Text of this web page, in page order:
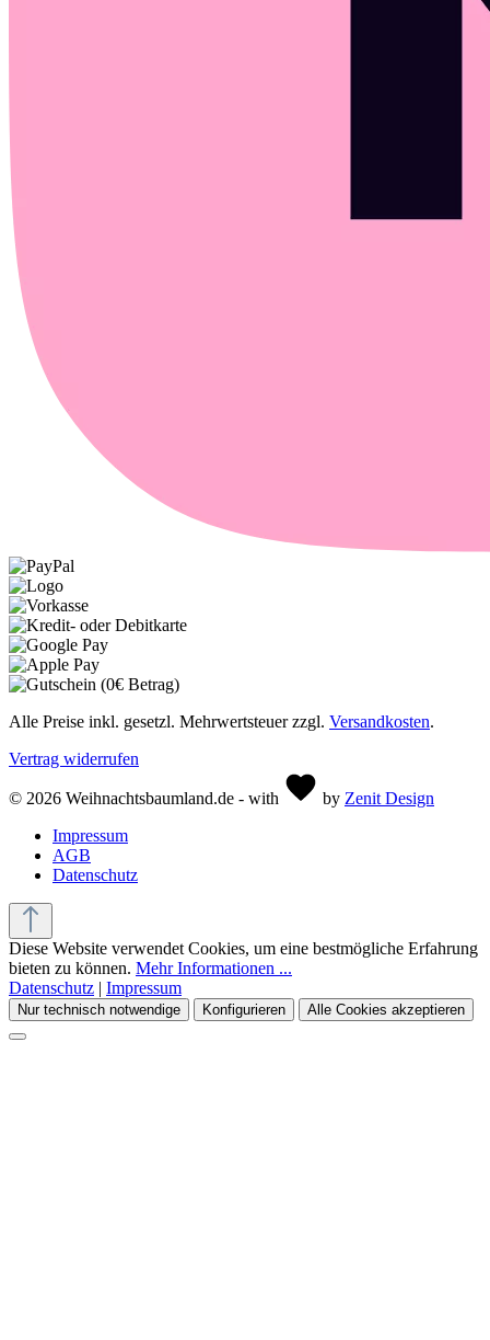
Alle Preise inkl. gesetzl. Mehrwertsteuer zzgl. Versandkosten.
Vertrag widerrufen
© 2026 Weihnachtsbaumland.de - with by Zenit Design
Impressum
AGB
Datenschutz
Diese Website verwendet Cookies, um eine bestmögliche Erfahrung
bieten zu können. Mehr Informationen ...
Datenschutz | Impressum
Nur technisch notwendige Konfigurieren Alle Cookies akzeptieren